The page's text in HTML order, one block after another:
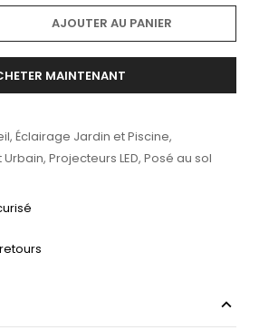
AJOUTER AU PANIER
MAINTENANT
, Éclairage Jardin et Piscine,
Urbain, Projecteurs LED, Posé au sol